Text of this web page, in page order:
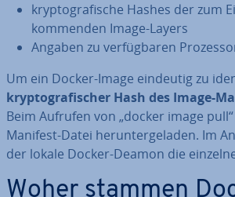
kryp­to­gra­fi­sche Hashes der zum
kommenden Image-Layers
Angaben zu ver­füg­ba­ren
Um ein Docker-Image eindeutig zu
kryp­to­gra­fi­scher Hash des Image-
Beim Aufrufen von „docker image
Manifest-Datei her­un­ter­ge­la­den. Im
der lokale Docker-Deamon die
Woher stammen